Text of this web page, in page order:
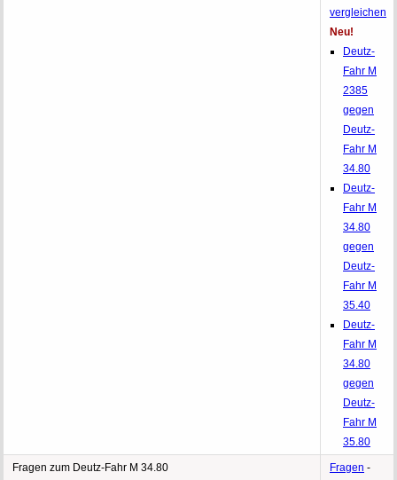
vergleichen
Neu!
Deutz-
Fahr M
2385
gegen
Deutz-
Fahr M
34.80
Deutz-
Fahr M
34.80
gegen
Deutz-
Fahr M
35.40
Deutz-
Fahr M
34.80
gegen
Deutz-
Fahr M
35.80
Fragen zum Deutz-Fahr M 34.80 Fragen -